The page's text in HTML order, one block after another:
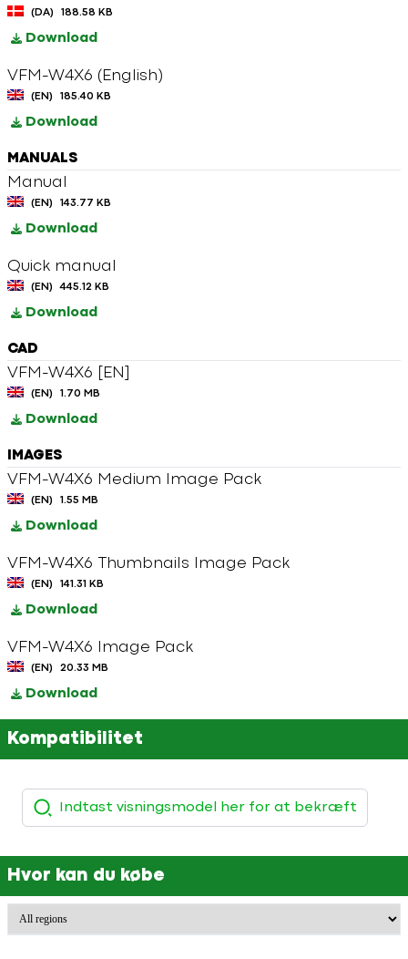
(DA) 188.58 KB
Download
VFM-W4X6 (English)
(EN) 185.40 KB
Download
MANUALS
Manual
(EN) 143.77 KB
Download
Quick manual
(EN) 445.12 KB
Download
CAD
VFM-W4X6 [EN]
(EN) 1.70 MB
Download
IMAGES
VFM-W4X6 Medium Image Pack
(EN) 1.55 MB
Download
VFM-W4X6 Thumbnails Image Pack
(EN) 141.31 KB
Download
VFM-W4X6 Image Pack
(EN) 20.33 MB
Download
Kompatibilitet
Hvor kan du købe